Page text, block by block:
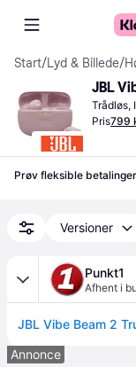
Start/Lyd & Billede/
JBL
Trådløs,
Pris799
Prøv fleksible
Versioner
Punkt1
Afhent i
Annonce